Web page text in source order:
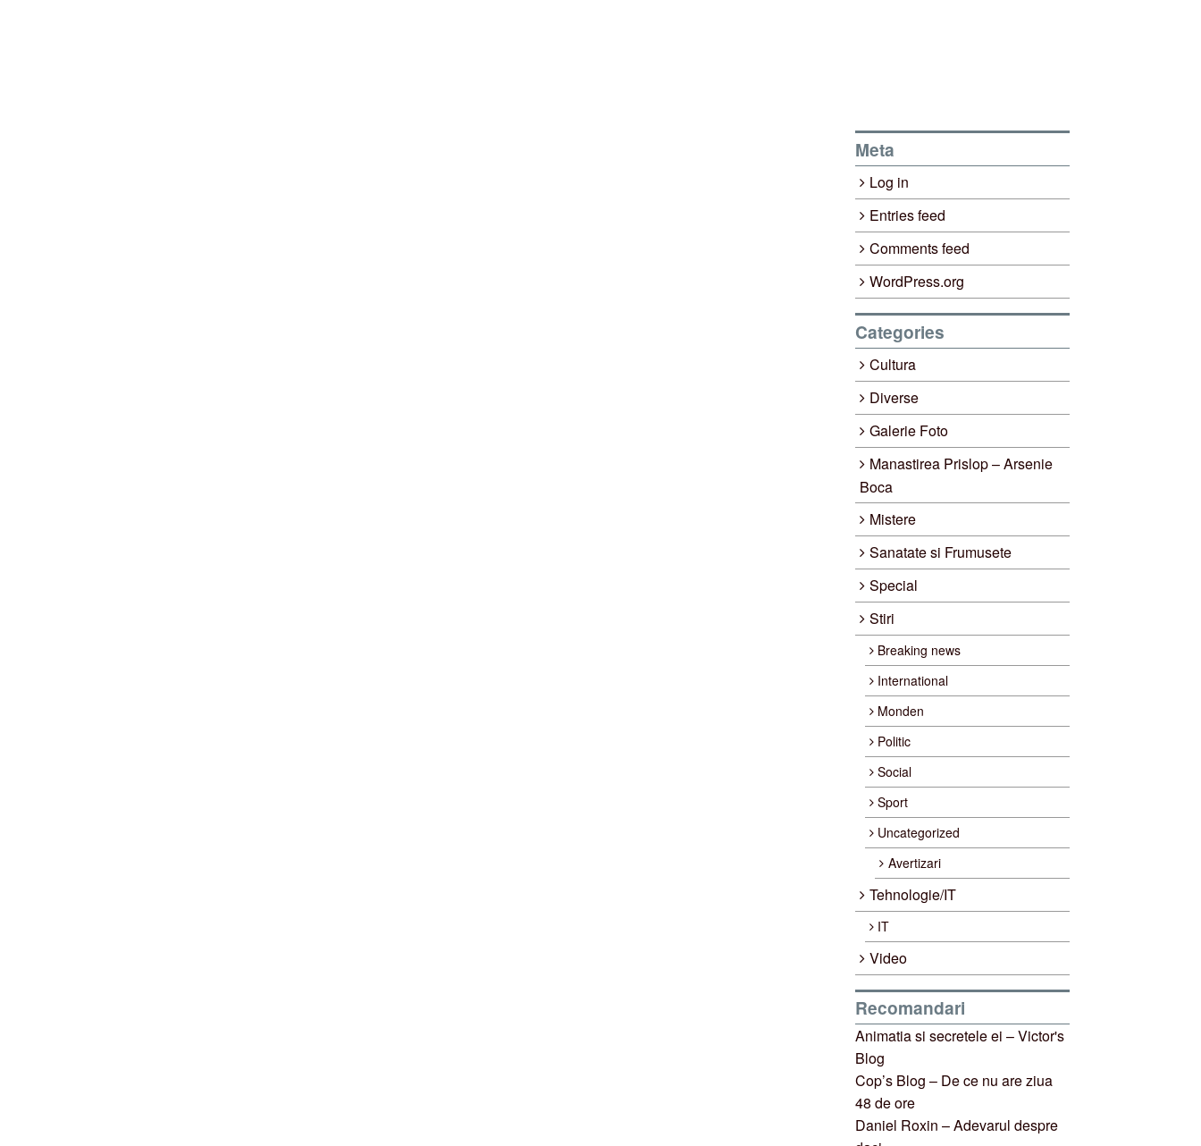
Meta
Log in
Entries feed
Comments feed
WordPress.org
Categories
Cultura
Diverse
Galerie Foto
Manastirea Prislop – Arsenie
Boca
Mistere
Sanatate si Frumusete
Special
Stiri
Breaking news
International
Monden
Politic
Social
Sport
Uncategorized
Avertizari
Tehnologie/IT
IT
Video
Recomandari
Animatia si secretele ei – Victor's
Blog
Cop’s Blog – De ce nu are ziua
48 de ore
Daniel Roxin – Adevarul despre